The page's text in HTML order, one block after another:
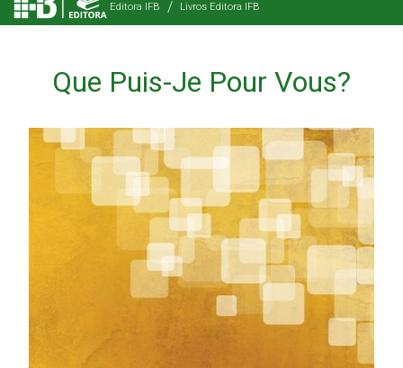
Editora IFB Livros Editora IFB
Que Puis-Je Pour Vous?